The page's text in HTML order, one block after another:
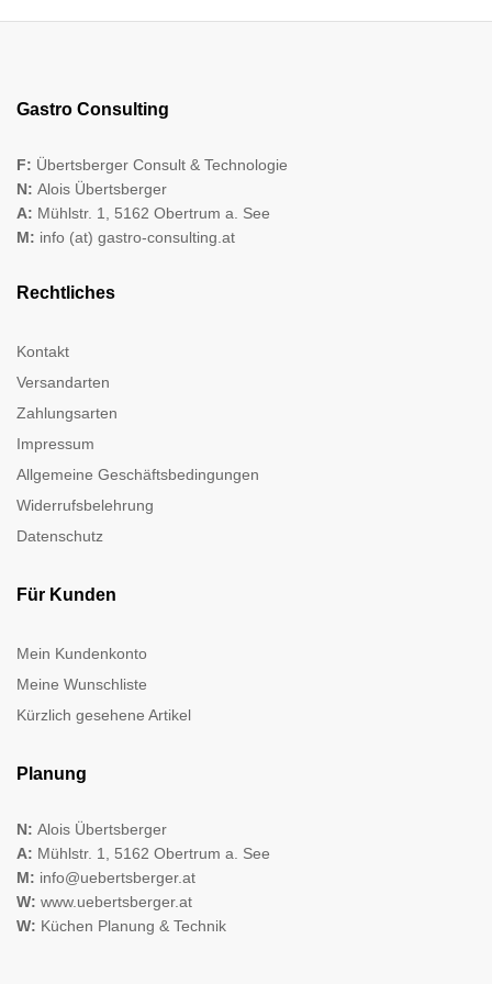
Gastro Consulting
F: Übertsberger Consult & Technologie
N: Alois Übertsberger
A: Mühlstr. 1, 5162 Obertrum a. See
M: info (at) gastro-consulting.at
Rechtliches
Kontakt
Versandarten
Zahlungsarten
Impressum
Allgemeine Geschäftsbedingungen
Widerrufsbelehrung
Datenschutz
Für Kunden
Mein Kundenkonto
Meine Wunschliste
Kürzlich gesehene Artikel
Planung
N: Alois Übertsberger
A: Mühlstr. 1, 5162 Obertrum a. See
M: info@uebertsberger.at
W: www.uebertsberger.at
W: Küchen Planung & Technik